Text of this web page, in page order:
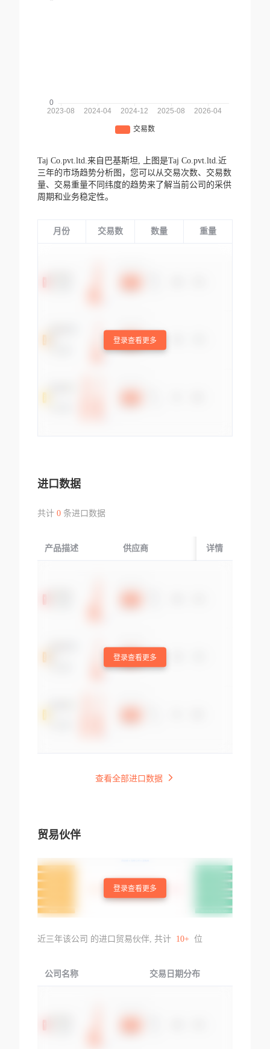
Taj Co.pvt.ltd.来自巴基斯坦,
上图是Taj Co.pvt.ltd.近
三年的市场趋势分析图，您可以从交易次数、交易数
量、交易重量不同纬度的趋势来了解当前公司的采供
周期和业务稳定性。
月份 交易数 数量 重量
登录查看更多
进口数据
共计 0条进口数据
产品描述 供应商 起运国/地区
详情
登录查看更多
查看全部进口数据
贸易伙伴
登录查看更多
近三年该公司 的进口贸易伙伴, 共计 10+ 位
公司名称 交易日期分布